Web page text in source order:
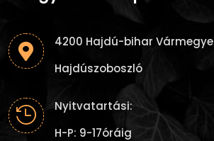

4200 Hajdú-bihar Vármegye
Hajdúszoboszló

Nyitvatartási:
H-P: 9-17óráig